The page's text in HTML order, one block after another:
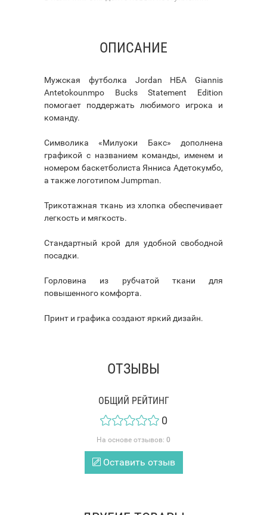
ОПИСАНИЕ
Мужская футболка Jordan НБА Giannis
Antetokounmpo Bucks Statement Edition
помогает поддержать любимого игрока и
команду.
Символика «Милуоки Бакс» дополнена
графикой с названием команды, именем и
номером баскетболиста Янниса Адетокумбо,
а также логотипом Jumpman.
Трикотажная ткань из хлопка обеспечивает
легкость и мягкость.
Стандартный крой для удобной свободной
посадки.
Горловина из рубчатой ткани для
повышенного комфорта.
Принт и графика создают яркий дизайн.
ОТЗЫВЫ
ОБЩИЙ РЕЙТИНГ
0
На основе отзывов: 0
Оставить отзыв